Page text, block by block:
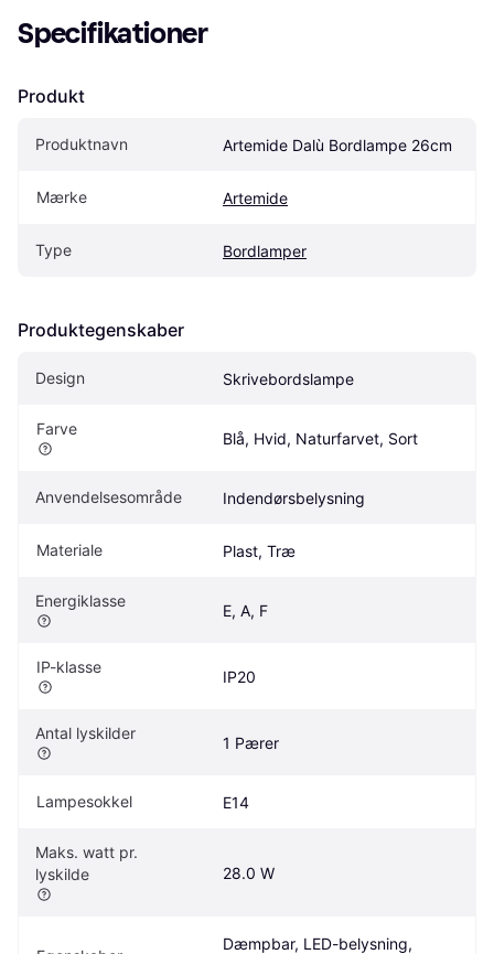
Specifikationer
Produkt
Produktnavn Artemide Dalù Bordlampe 26cm
Mærke Artemide
Type Bordlamper
Produktegenskaber
Design Skrivebordslampe
Farve
Blå, Hvid, Naturfarvet, Sort
Anvendelsesområde Indendørsbelysning
Materiale Plast, Træ
Energiklasse
E, A, F
IP-klasse
IP20
Antal lyskilder
1 Pærer
Lampesokkel E14
Maks. watt pr.
lyskilde
28.0 W
Dæmpbar, LED-belysning,